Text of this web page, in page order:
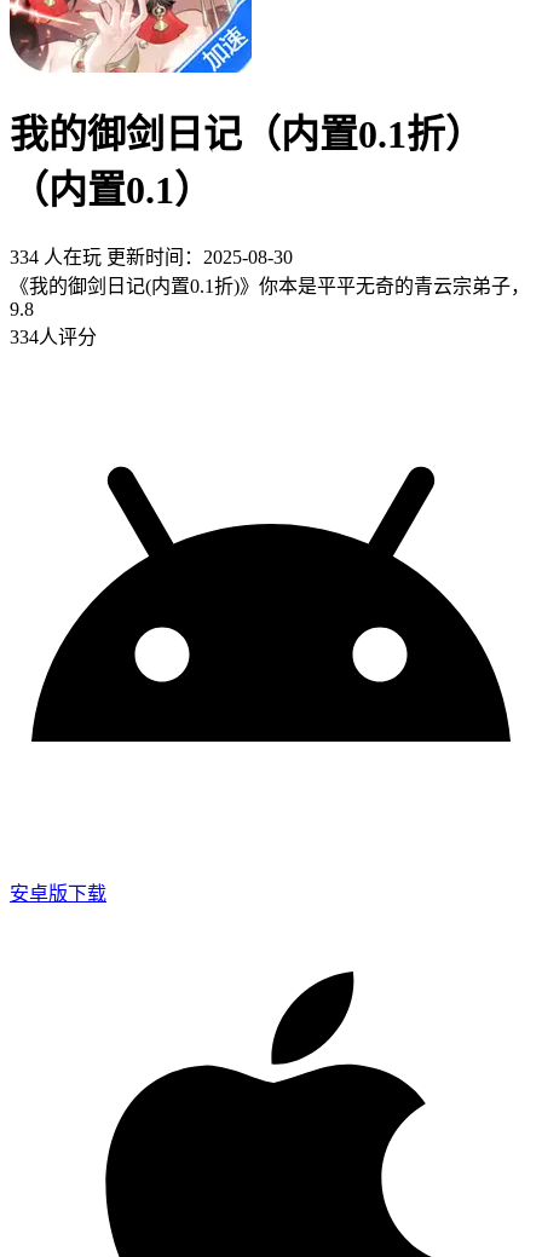
我的御剑日记（内置0.1折）
（内置0.1）
334 人在玩 更新时间：2025-08-30
《我的御剑日记(内置0.1折)》你本是平平无奇的青云宗弟子，
9.8
334人评分
安卓版下载